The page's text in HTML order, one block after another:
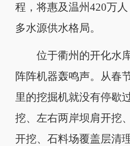
程，将惠及温州420万
多水源供水格局。
位于衢州的开化水库
阵阵机器轰鸣声。从春
里的挖掘机就没有停歇
挖、左右两岸坝肩开挖
开挖、石料场覆盖层清